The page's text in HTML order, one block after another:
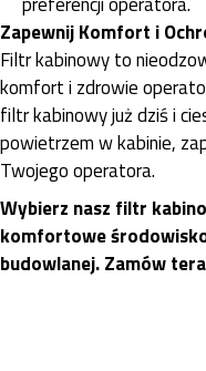
Zapewnij Komfort i
Filtr kabinowy to
komfort i zdrowie
filtr kabinowy już dziś i
powietrzem w kabinie,
Twojego operatora.
Wybierz nasz filtr
komfortowe
budowlanej. Zamów